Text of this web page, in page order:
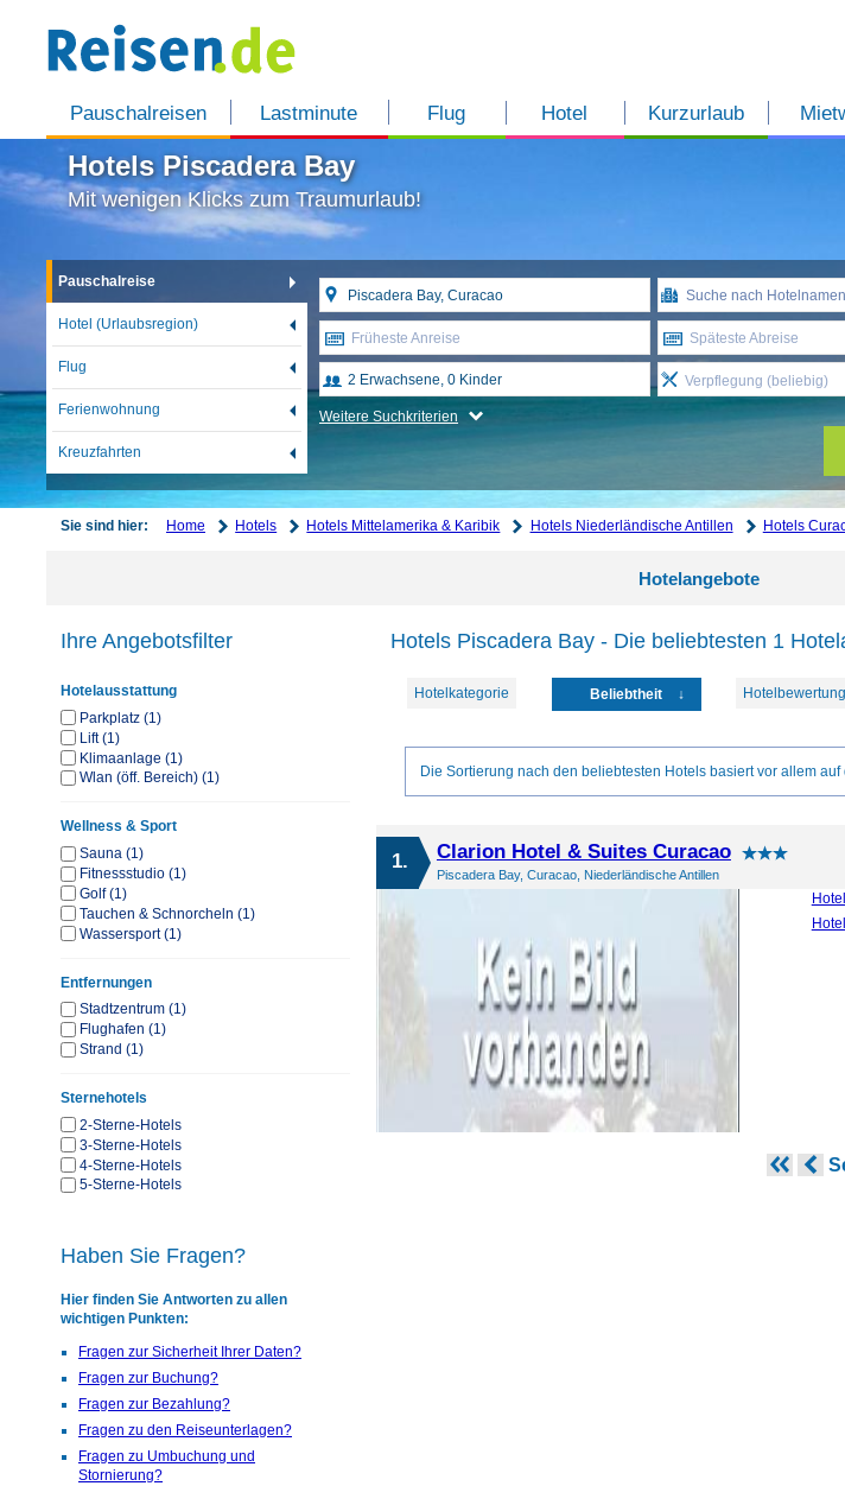
Pauschalreisen Lastminute Flug Hotel Kurzurlaub
Hotels Piscadera Bay
Mit wenigen Klicks zum Traumurlaub!
Pauschalreise
Hotel (Urlaubsregion)
Flug
Ferienwohnung
Kreuzfahrten
Früheste Anreise Späteste Abreise
Verpflegung (beliebig)
Weitere Suchkriterien
Sie sind hier: Home Hotels Hotels Mittelamerika & Karibik Hotels Niederländische Antillen Hotels
Hotelangebote
Hotels Piscadera Bay - Die beliebtesten 1
Hotelkategorie Beliebtheit Hotelbewertung
Die Sortierung nach den beliebtesten Hotels basiert vor allem
1. Clarion Hotel & Suites Curacao
Piscadera Bay, Curacao, Niederländische Antillen
Ihre Angebotsfilter
Hotelausstattung
Parkplatz (1)
Lift (1)
Klimaanlage (1)
Wlan (öff. Bereich) (1)
Wellness & Sport
Sauna (1)
Fitnessstudio (1)
Golf (1)
Tauchen & Schnorcheln (1)
Wassersport (1)
Entfernungen
Stadtzentrum (1)
Flughafen (1)
Strand (1)
Sternehotels
2-Sterne-Hotels
3-Sterne-Hotels
4-Sterne-Hotels
5-Sterne-Hotels
Haben Sie Fragen?
Hier finden Sie Antworten zu allen
wichtigen Punkten:
Fragen zur Sicherheit Ihrer Daten?
Fragen zur Buchung?
Fragen zur Bezahlung?
Fragen zu den Reiseunterlagen?
Fragen zu Umbuchung und
Stornierung?